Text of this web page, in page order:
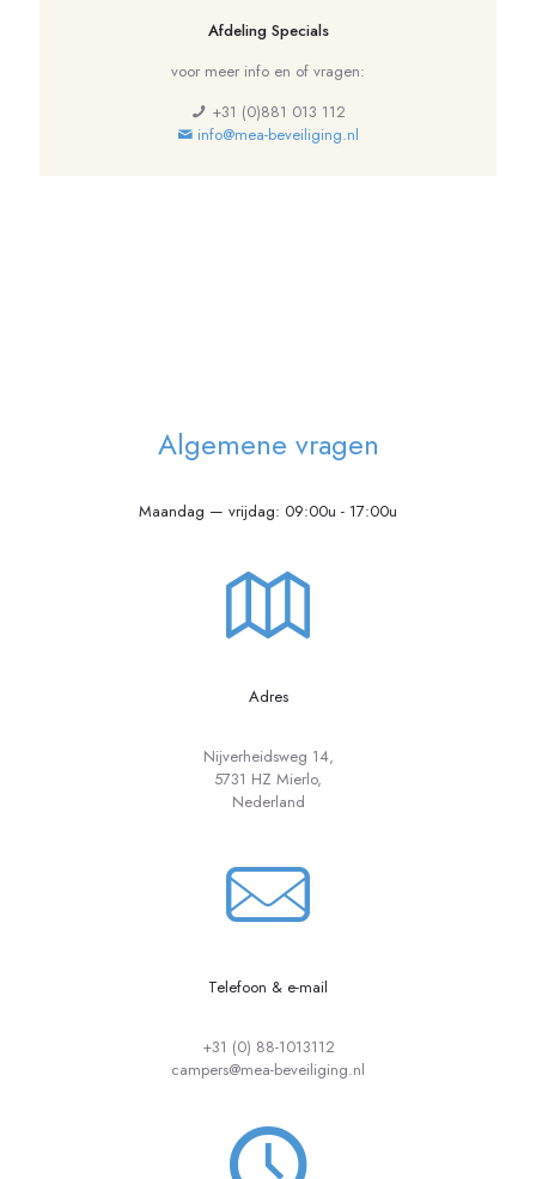
Afdeling Specials
voor meer info en of vragen:
+31 (0)881 013 112
info@mea-beveiliging.nl
Algemene vragen
Maandag — vrijdag: 09:00u - 17:00u
Adres
Nijverheidsweg 14,
5731 HZ Mierlo,
Nederland
Telefoon & e-mail
+31 (0) 88-1013112
campers@mea-beveiliging.nl